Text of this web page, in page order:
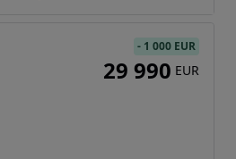
- 1 000 EUR
29 990 EUR